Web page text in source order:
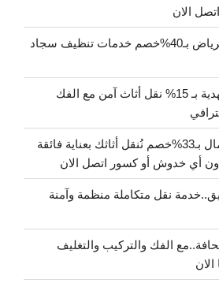
شركة تنظيف سجاد بالرياض بـ40%خصم خدمات تنظيف سجاد
دينا نقل عفش حي المهدية بـ 15% نقل أثاث آمن مع الفك
دينا نقل عفش حي الرمال بـ33%خصم نُنقل أثاثك بعناية فائقة
أي خدوش أو كسور اتصل الان
نقل متكاملة منظمة وآمنة
الفك والتركيب والتغليف